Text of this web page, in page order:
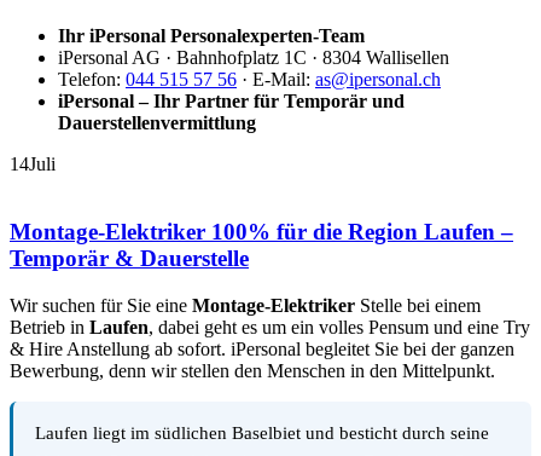
Ihr iPersonal Personalexperten-Team
iPersonal AG · Bahnhofplatz 1C · 8304 Wallisellen
Telefon: 044 515 57 56 · E-Mail: as@ipersonal.ch
iPersonal – Ihr Partner für Temporär und
Dauerstellenvermittlung
14Juli
Montage-Elektriker 100% für die Region Laufen –
Temporär & Dauerstelle
Wir suchen für Sie eine Montage-Elektriker Stelle bei einem
Betrieb in Laufen, dabei geht es um ein volles Pensum und eine Try
& Hire Anstellung ab sofort. iPersonal begleitet Sie bei der ganzen
Bewerbung, denn wir stellen den Menschen in den Mittelpunkt.
Laufen liegt im südlichen Baselbiet und besticht durch seine